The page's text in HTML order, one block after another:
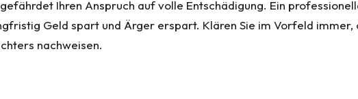
Ihren Anspruch auf volle Entschädigung. Ein
Geld spart und Ärger erspart. Klären Sie im Vorfeld
nachweisen.